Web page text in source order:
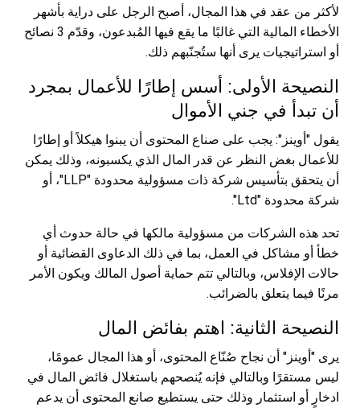
لأكثر من عقد في هذا المجال، أصبح الرجل على دراية بأشهر
الأخطاء المالية التي غالبًا ما يقع فيها المُبدعون، وقدّم 3 نصائح
أو استراتيجيات يرى أنها ستُجنّبهم ذلك.
النصيحة الأولى: أسس إطارًا للأعمال بمجرد
أن تبدأ في جني الأموال
يقول "أوينز": يجب على صناع المحتوى أن يبنوا هيكلاً أو إطارًا
للأعمال بغض النظر عن قدر المال الذي يكسبونه، وذلك يمكن
أن يتحقق بتأسيس شركة ذات مسؤولية محدودة "LLP"، أو
شركة محدودة "Ltd".
تحد هذه الشركات من مسؤولية مالكها في حالة حدوث أي
خطأ أو مشاكل في العمل، بما في ذلك الدعاوى القضائية أو
حالات الإفلاس، وبالتالي تتم حماية أصول المالك ويكون الأمر
مرنًا فيما يتعلق بالضرائب.
النصيحة الثانية: اهتم بفائض المال
يرى "أوينز" أن نجاح صُنّاع المحتوى، أو هذا المجال عمومًا،
ليس مستقرًا وبالتالي فإنه يُنصحهم باستغلال فائض المال في
ادخارٍ أو استثمار وذلك حتى يستطيع صانع المحتوى أن يدعم